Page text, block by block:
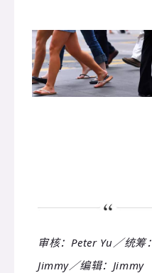
审核：Peter Yu／统筹：
Jimmy／编辑：Jimmy